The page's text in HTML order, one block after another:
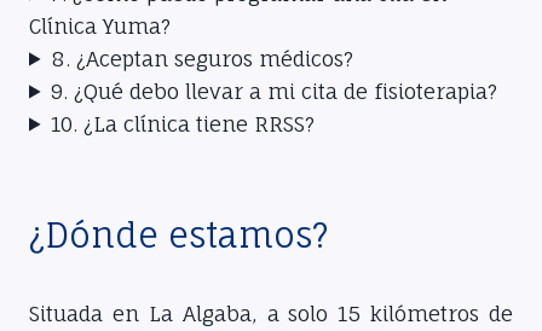
Clínica Yuma?
8. ¿Aceptan seguros médicos?
9. ¿Qué debo llevar a mi cita de fisioterapia?
10. ¿La clínica tiene RRSS?
¿Dónde estamos?
Situada en La Algaba, a solo 15 kilómetros de